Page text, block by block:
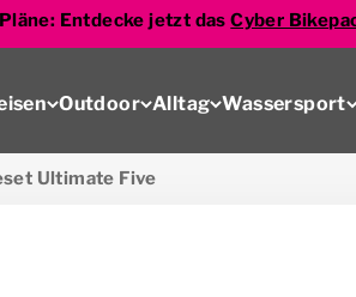
Entdecke jetzt dasCyber
Outdoor Alltag Wassersport
Ultimate Five